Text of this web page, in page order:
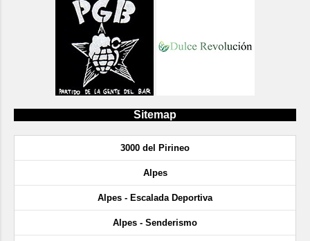
Sitemap
3000 del Pirineo
Alpes
Alpes - Escalada Deportiva
Alpes - Senderismo